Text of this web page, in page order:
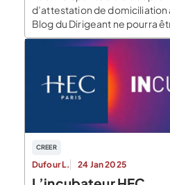
d’attestation de domiciliation
Blog du Dirigeant ne pourra
responsable de l’utilisation
modèle. Ce dernier ne peut
cas de la consultation d’un
qu’une attestation […]
CREER
Dufour L. 24 Jan 2025